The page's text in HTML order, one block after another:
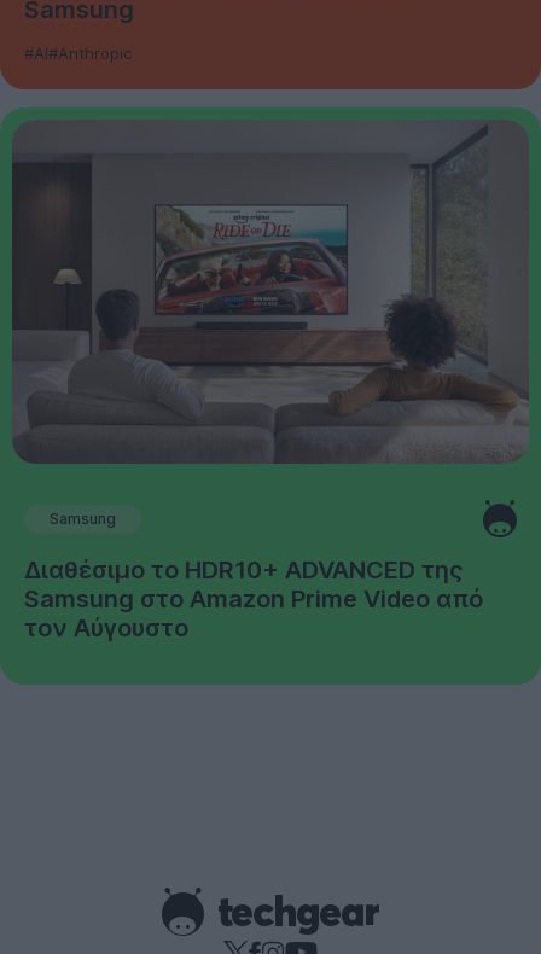
Samsung
#AI#Anthropic
Samsung
Διαθέσιμο το HDR10+ ADVANCED της
Samsung στο Amazon Prime Video από
τον Αύγουστο